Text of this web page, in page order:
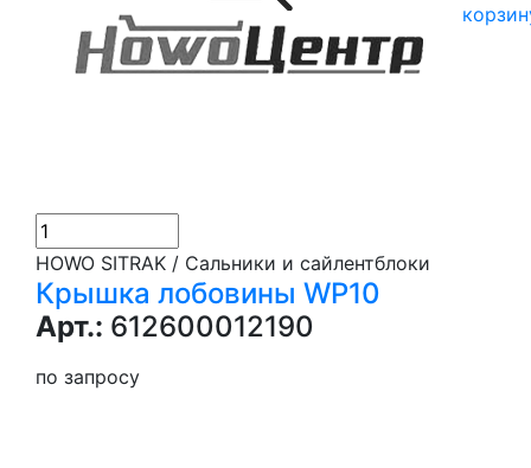
HOWO SITRAK / Сальники и сайлентблоки
Крышка лобовины WP10
Арт.: 612600012190
по запросу